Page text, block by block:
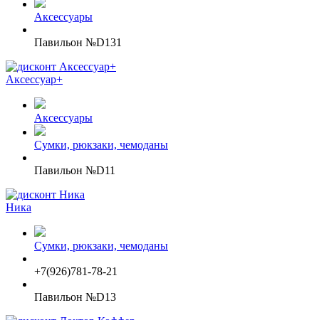
Аксессуары
Павильон №D131
Аксессуар+
Аксессуары
Сумки, рюкзаки, чемоданы
Павильон №D11
Ника
Сумки, рюкзаки, чемоданы
+7(926)781-78-21
Павильон №D13